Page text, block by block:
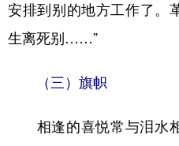
安排到别的地方工作了。
生离死别……”
（三）旗帜
相逢的喜悦常与泪水相